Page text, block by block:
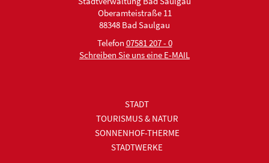
Oberamteistraße 11
88348 Bad Saulgau
Telefon 07581 207 - 0
Schreiben Sie uns eine E-MAIL
STADT
TOURISMUS & NATUR
SONNENHOF-THERME
STADTWERKE